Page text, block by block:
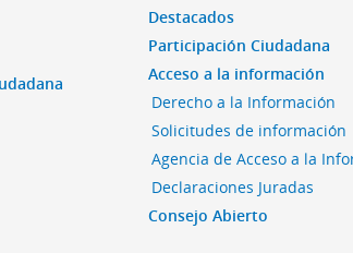
Destacados
Participación Ciudadana
Acceso a la información
Derecho a la Información
Solicitudes de información
Agencia de Acceso a la
Declaraciones Juradas
Consejo Abierto